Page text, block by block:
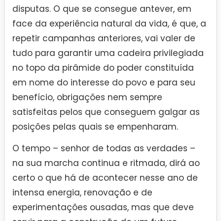
disputas. O que se consegue antever, em
face da experiência natural da vida, é que, a
repetir campanhas anteriores, vai valer de
tudo para garantir uma cadeira privilegiada
no topo da pirâmide do poder constituída
em nome do interesse do povo e para seu
benefício, obrigações nem sempre
satisfeitas pelos que conseguem galgar as
posições pelas quais se empenharam.
O tempo – senhor de todas as verdades –
na sua marcha continua e ritmada, dirá ao
certo o que há de acontecer nesse ano de
intensa energia, renovação e de
experimentações ousadas, mas que deve